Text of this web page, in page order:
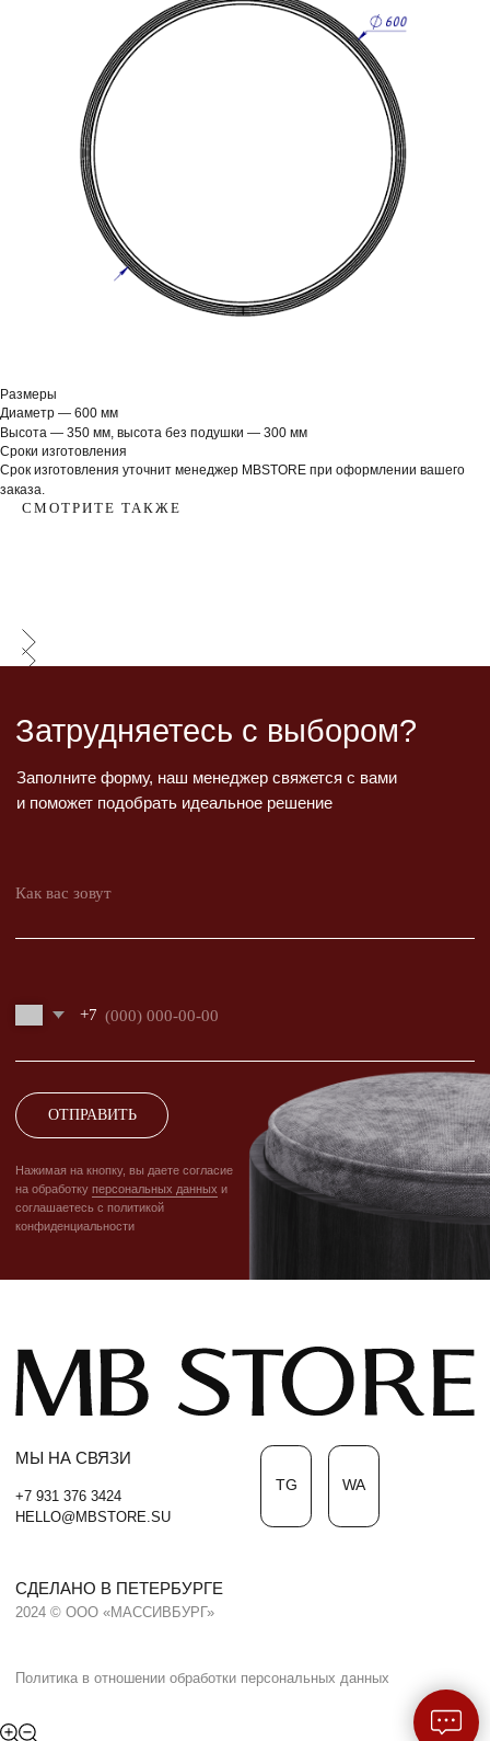
Размеры
Диаметр — 600 мм
Высота — 350 мм, высота без подушки — 300 мм
Сроки изготовления
Срок изготовления уточнит менеджер MBSTORE при оформлении вашего
заказа.
СМОТРИТЕ ТАКЖЕ